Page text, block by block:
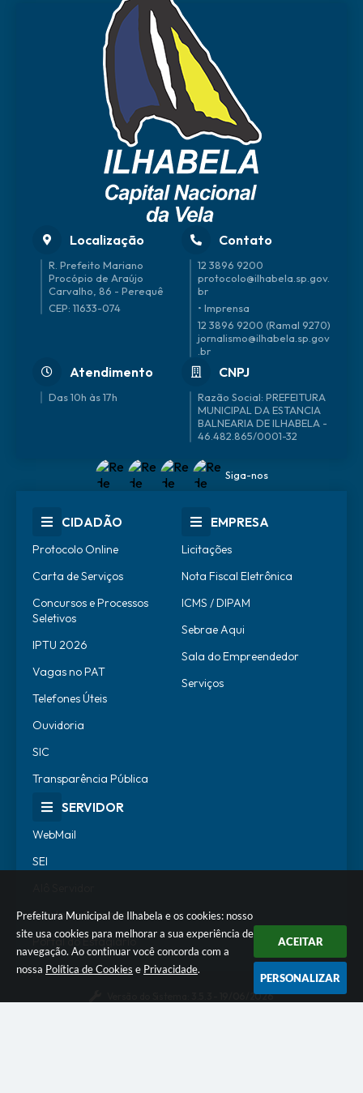
Prefeitura Municipal de Ilhabela e os cookies: nosso
site usa cookies para melhorar a sua experiência de
navegação. Ao continuar você concorda com a
nossa Política de Cookies e Privacidade.
ACEITAR
PERSONALIZAR
Localização
R. Prefeito Mariano
Procópio de Araújo
Carvalho, 86 - Perequê
CEP: 11633-074
Contato
12 3896 9200
protocolo@ilhabela.sp.gov.
br
• Imprensa
12 3896 9200 (Ramal 9270)
jornalismo@ilhabela.sp.gov
.br
Atendimento
Das 10h às 17h
CNPJ
46.482.865/0001-32
Siga-nos
CIDADÃO
Protocolo Online
Carta de Serviços
Concursos e Processos
Seletivos
IPTU 2026
Vagas no PAT
Telefones Úteis
Ouvidoria
SIC
Transparência Pública
EMPRESA
Licitações
Nota Fiscal Eletrônica
ICMS / DIPAM
Sebrae Aqui
Sala do Empreendedor
Serviços
SERVIDOR
WebMail
SEI
Escola de Governo
Portal do Estagiário
3.5.3 - 19/06/2026